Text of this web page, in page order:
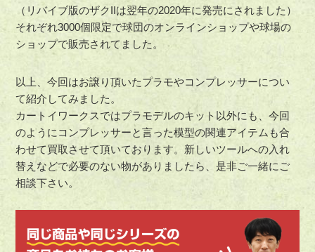
（リバイブ版のザクIIは翌年の2020年に発売にされました）
それぞれ3000個限定で球団のオンラインショップや球場の
ショップで販売されてました。
以上、今回はお譲り頂いたプラモやコンプレッサーについ
て紹介してみました。
カートイワークスではプラモデルのキット以外にも、今回
のようにコンプレッサーと言った模型の関連アイテムも合
わせて買取させて頂いております。新しいツールへの入れ
替えなどで必要のない物がありましたら、是非ご一緒にご
相談下さい。